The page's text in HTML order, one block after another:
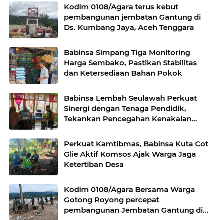
Kodim 0108/Agara terus kebut
pembangunan jembatan Gantung di
Ds. Kumbang Jaya, Aceh Tenggara
Babinsa Simpang Tiga Monitoring
Harga Sembako, Pastikan Stabilitas
dan Ketersediaan Bahan Pokok
Babinsa Lembah Seulawah Perkuat
Sinergi dengan Tenaga Pendidik,
Tekankan Pencegahan Kenakalan
Perkuat Kamtibmas, Babinsa Kuta Cot
Glie Aktif Komsos Ajak Warga Jaga
Ketertiban Desa
Kodim 0108/Agara Bersama Warga
Gotong Royong percepat
pembangunan Jembatan Gantung di